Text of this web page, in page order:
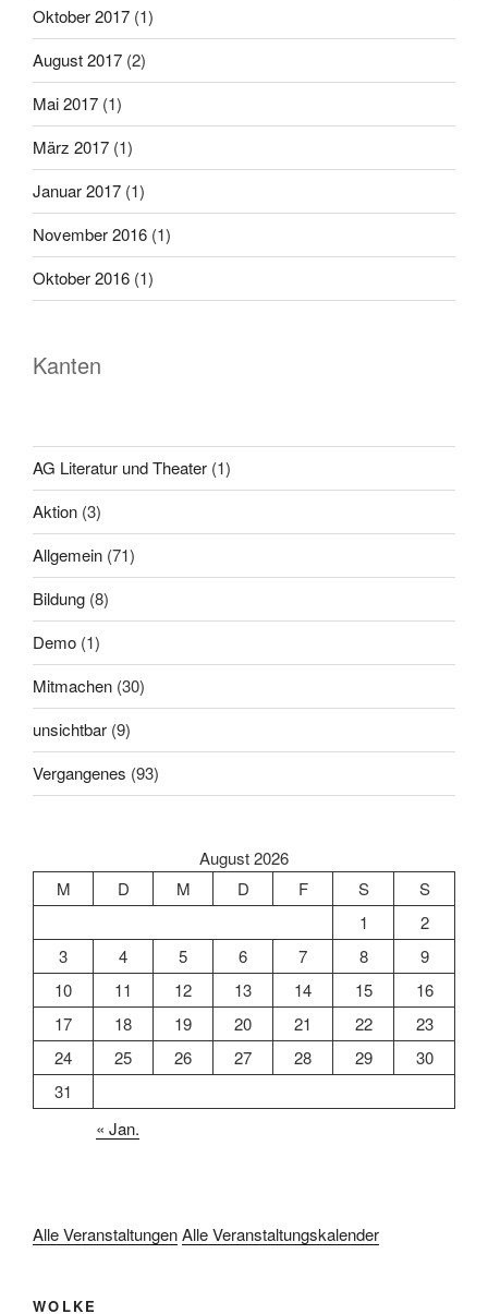
Oktober 2017 (1)
August 2017 (2)
Mai 2017 (1)
März 2017 (1)
Januar 2017 (1)
November 2016 (1)
Oktober 2016 (1)
Kanten
AG Literatur und Theater (1)
Aktion (3)
Allgemein (71)
Bildung (8)
Demo (1)
Mitmachen (30)
unsichtbar (9)
Vergangenes (93)
August 2026
M
D M D F S
S
1
2
3
4 5 6 7 8
9
10
11 12 13 14 15
16
17
18 19 20 21 22
23
24
25 26 27 28 29
30
31
« Jan.
Alle VeranstaltungenAlle Veranstaltungskalender
WOLKE